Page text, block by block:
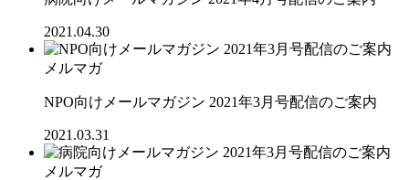
2021.04.30
メルマガ
NPO向けメールマガジン 2021年3月号配信のご案内
2021.03.31
メルマガ